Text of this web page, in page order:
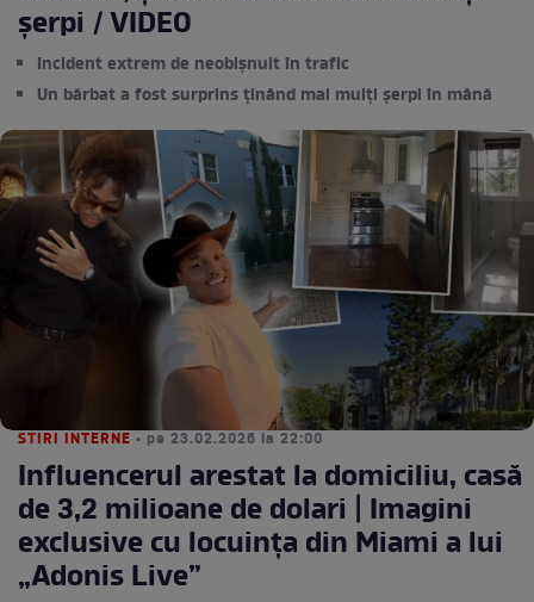
șerpi / VIDEO
Incident extrem de neobișnuit în trafic
Un bărbat a fost surprins ținând mai mulți șerpi în mână
STIRI INTERNE • pe 23.02.2026 la 22:00
Influencerul arestat la domiciliu, casă
de 3,2 milioane de dolari | Imagini
exclusive cu locuința din Miami a lui
„Adonis Live”